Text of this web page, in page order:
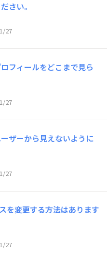
さい。
27
フィールをどこまで見ら
27
ザーから見えないように
27
を変更する方法はあります
27